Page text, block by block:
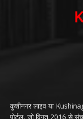
कुशीनगर लाइव या
पोर्टल, जो विगत 2016 से